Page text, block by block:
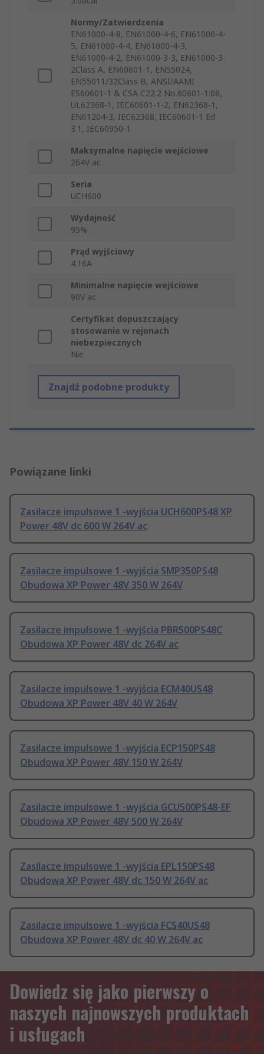
Normy/Zatwierdzenia
EN61000-4-8, EN61000-4-6, EN61000-4-
5, EN61000-4-4, EN61000-4-3,
EN61000-4-2, EN61000-3-3, EN61000-3-
2Class A, EN60601-1, EN55024,
EN55011/32Class B, ANSI/AAMI
ES60601-1 & CSA C22.2 No.60601-1:08,
UL62368-1, IEC60601-1-2, EN62368-1,
EN61204-3, IEC62368, IEC60601-1 Ed
3.1, IEC60950-1
Maksymalne napięcie wejściowe
264V ac
Seria
UCH600
Wydajność
95%
Prąd wyjściowy
4.16A
Minimalne napięcie wejściowe
90V ac
Certyfikat dopuszczający
stosowanie w rejonach
niebezpiecznych
Nie
Znajdź podobne produkty
Powiązane linki
Zasilacze impulsowe 1 -wyjścia UCH600PS48 XP
Power 48V dc 600 W 264V ac
Zasilacze impulsowe 1 -wyjścia SMP350PS48
Obudowa XP Power 48V 350 W 264V
Zasilacze impulsowe 1 -wyjścia PBR500PS48C
Obudowa XP Power 48V dc 264V ac
Zasilacze impulsowe 1 -wyjścia ECM40US48
Obudowa XP Power 48V 40 W 264V
Zasilacze impulsowe 1 -wyjścia ECP150PS48
Obudowa XP Power 48V 150 W 264V
Zasilacze impulsowe 1 -wyjścia GCU500PS48-EF
Obudowa XP Power 48V 500 W 264V
Zasilacze impulsowe 1 -wyjścia EPL150PS48
Obudowa XP Power 48V dc 150 W 264V ac
Zasilacze impulsowe 1 -wyjścia FCS40US48
Obudowa XP Power 48V dc 40 W 264V ac
Dowiedz się jako pierwszy o
naszych najnowszych produktach
i usługach